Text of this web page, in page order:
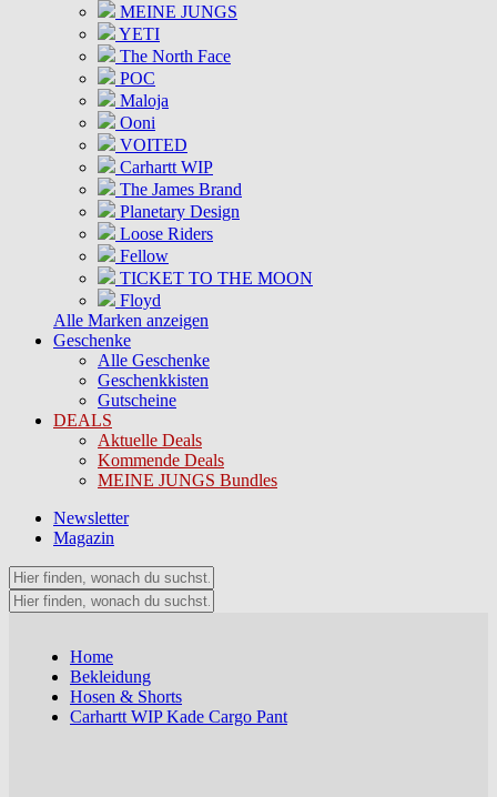
MEINE JUNGS
YETI
The North Face
POC
Maloja
Ooni
VOITED
Carhartt WIP
The James Brand
Planetary Design
Loose Riders
Fellow
TICKET TO THE MOON
Floyd
Alle Marken anzeigen
Geschenke
Alle Geschenke
Geschenkkisten
Gutscheine
DEALS
Aktuelle Deals
Kommende Deals
MEINE JUNGS Bundles
Newsletter
Magazin
Home
Bekleidung
Hosen & Shorts
Carhartt WIP Kade Cargo Pant